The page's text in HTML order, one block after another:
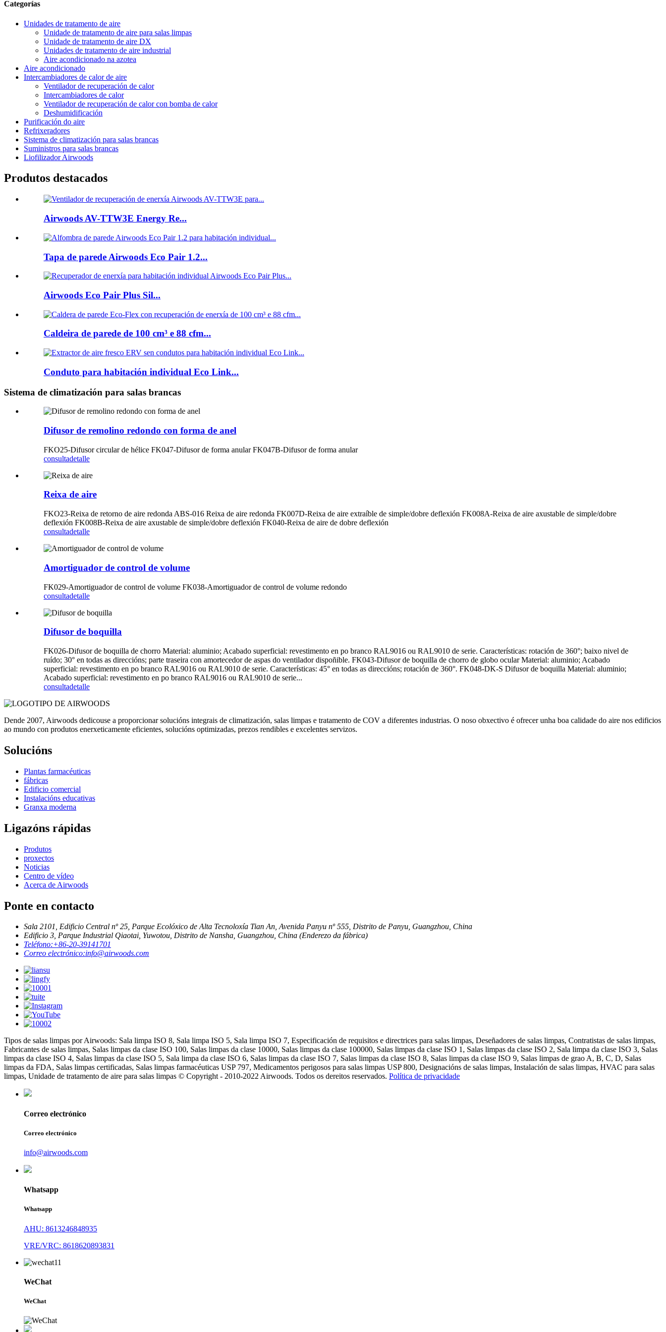
Categorías
Unidades de tratamento de aire
Unidade de tratamento de aire para salas limpas
Unidade de tratamento de aire DX
Unidades de tratamento de aire industrial
Aire acondicionado na azotea
Aire acondicionado
Intercambiadores de calor de aire
Ventilador de recuperación de calor
Intercambiadores de calor
Ventilador de recuperación de calor con bomba de calor
Deshumidificación
Purificación do aire
Refrixeradores
Sistema de climatización para salas brancas
Suministros para salas brancas
Liofilizador Airwoods
Produtos destacados
Airwoods AV-TTW3E Energy Re...
Tapa de parede Airwoods Eco Pair 1.2...
Airwoods Eco Pair Plus Sil...
Caldeira de parede de 100 cm³ e 88 cfm...
Conduto para habitación individual Eco Link...
Sistema de climatización para salas brancas
Difusor de remolino redondo con forma de anel
FKO25-Difusor circular de hélice FK047-Difusor de forma anular FK047B-Difusor de forma anular
consultadetalle
Reixa de aire
FKO23-Reixa de retorno de aire redonda ABS-016 Reixa de aire redonda FK007D-Reixa de aire extraíble de simple/dobre deflexión FK008A-Reixa de aire axustable de simple/dobre
deflexión FK008B-Reixa de aire axustable de simple/dobre deflexión FK040-Reixa de aire de dobre deflexión
consultadetalle
Amortiguador de control de volume
FK029-Amortiguador de control de volume FK038-Amortiguador de control de volume redondo
consultadetalle
Difusor de boquilla
FK026-Difusor de boquilla de chorro Material: aluminio; Acabado superficial: revestimento en po branco RAL9016 ou RAL9010 de serie. Características: rotación de 360°; baixo nivel de
ruído; 30° en todas as direccións; parte traseira con amortecedor de aspas do ventilador dispoñible. FK043-Difusor de boquilla de chorro de globo ocular Material: aluminio; Acabado
superficial: revestimento en po branco RAL9016 ou RAL9010 de serie. Características: 45° en todas as direccións; rotación de 360°. FK048-DK-S Difusor de boquilla Material: aluminio;
Acabado superficial: revestimento en po branco RAL9016 ou RAL9010 de serie...
consultadetalle
Dende 2007, Airwoods dedicouse a proporcionar solucións integrais de climatización, salas limpas e tratamento de COV a diferentes industrias. O noso obxectivo é ofrecer unha boa calidade do aire nos edificios
ao mundo con produtos enerxeticamente eficientes, solucións optimizadas, prezos rendibles e excelentes servizos.
Solucións
Plantas farmacéuticas
fábricas
Edificio comercial
Instalacións educativas
Granxa moderna
Ligazóns rápidas
Produtos
proxectos
Noticias
Centro de vídeo
Acerca de Airwoods
Ponte en contacto
Sala 2101, Edificio Central nº 25, Parque Ecolóxico de Alta Tecnoloxía Tian An, Avenida Panyu nº 555, Distrito de Panyu, Guangzhou, China
Edificio 3, Parque Industrial Qiaotai, Yuwotou, Distrito de Nansha, Guangzhou, China (Enderezo da fábrica)
Teléfono:+86-20-39141701
Correo electrónico:info@airwoods.com
Tipos de salas limpas por Airwoods: Sala limpa ISO 8, Sala limpa ISO 5, Sala limpa ISO 7, Especificación de requisitos e directrices para salas limpas, Deseñadores de salas limpas, Contratistas de salas limpas,
Fabricantes de salas limpas, Salas limpas da clase ISO 100, Salas limpas da clase 10000, Salas limpas da clase 100000, Salas limpas da clase ISO 1, Salas limpas da clase ISO 2, Sala limpa da clase ISO 3, Salas
limpas da clase ISO 4, Salas limpas da clase ISO 5, Sala limpa da clase ISO 6, Salas limpas da clase ISO 7, Salas limpas da clase ISO 8, Salas limpas da clase ISO 9, Salas limpas de grao A, B, C, D, Salas
limpas da FDA, Salas limpas certificadas, Salas limpas farmacéuticas USP 797, Medicamentos perigosos para salas limpas USP 800, Designacións de salas limpas, Instalación de salas limpas, HVAC para salas
limpas, Unidade de tratamento de aire para salas limpas © Copyright - 2010-2022 Airwoods. Todos os dereitos reservados. Política de privacidade
Correo electrónico
Correo electrónico
info@airwoods.com
Whatsapp
Whatsapp
AHU: 8613246848935
VRE/VRC: 8618620893831
WeChat
WeChat